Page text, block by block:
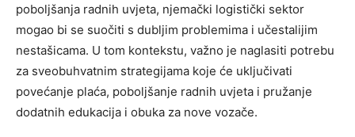
poboljšanja radnih uvjeta, njemački logistički sektor
mogao bi se suočiti s dubljim problemima i učestalijim
nestašicama. U tom kontekstu, važno je naglasiti potrebu
za sveobuhvatnim strategijama koje će uključivati
povećanje plaća, poboljšanje radnih uvjeta i pružanje
dodatnih edukacija i obuka za nove vozače.